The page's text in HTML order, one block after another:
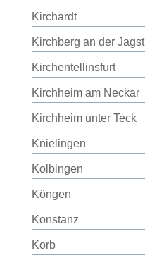
Kirchardt
Kirchberg an der Jagst
Kirchentellinsfurt
Kirchheim am Neckar
Kirchheim unter Teck
Knielingen
Kolbingen
Köngen
Konstanz
Korb